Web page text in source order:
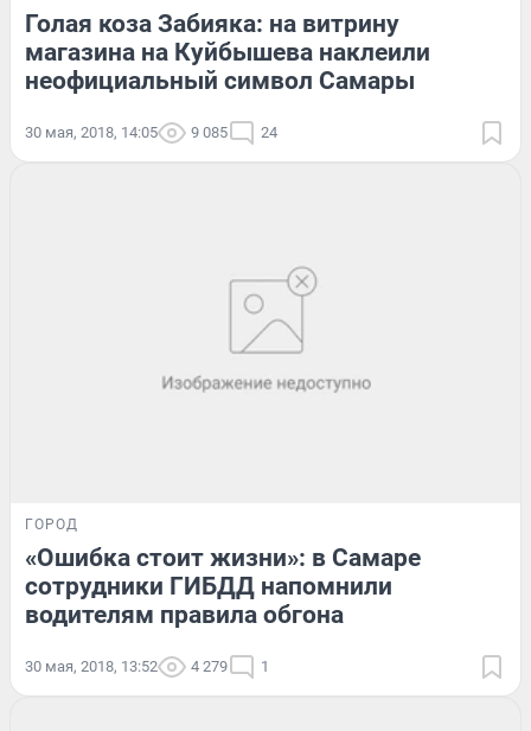
Голая коза Забияка: на витрину
магазина на Куйбышева наклеили
неофициальный символ Самары
30 мая, 2018, 14:05 9 085 24
ГОРОД
«Ошибка стоит жизни»: в Самаре
сотрудники ГИБДД напомнили
водителям правила обгона
30 мая, 2018, 13:52 4 279 1